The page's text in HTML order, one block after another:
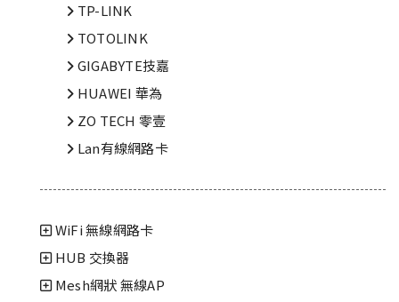
TP-LINK
TOTOLINK
GIGABYTE技嘉
HUAWEI 華為
ZO TECH 零壹
Lan有線網路卡
WiFi 無線網路卡
HUB 交換器
Mesh網狀 無線AP